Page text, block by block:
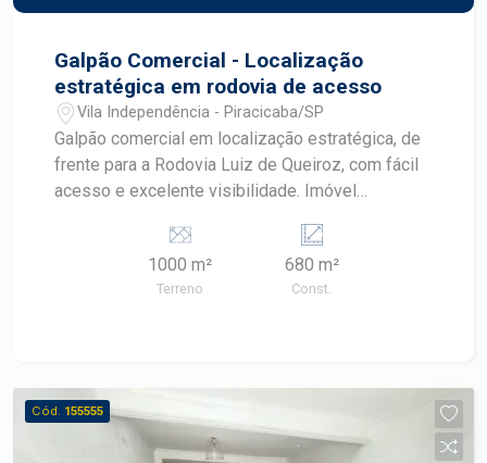
Galpão Comercial - Localização
estratégica em rodovia de acesso
Vila Independência - Piracicaba/SP
Galpão comercial em localização estratégica, de
frente para a Rodovia Luiz de Queiroz, com fácil
acesso e excelente visibilidade. Imóvel
praticidade, logística facilitada e destaque
de terreno e 680 m² de área construída, além de
descarga. Ideal para transportadoras, centros
logísticos, distribuidoras e diversos segmentos
comerciais e industriais.
1000 m²
Terreno
680 m²
Const.
Cód. 155555